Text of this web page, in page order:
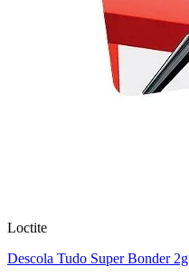
Loctite
Descola Tudo Super Bonder 2g